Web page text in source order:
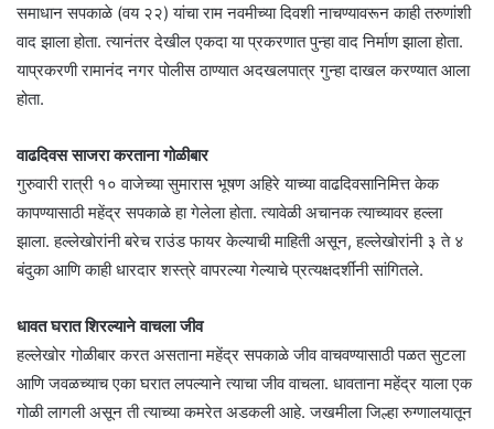
समाधान सपकाळे (वय २२) यांचा राम नवमीच्या दिवशी नाचण्यावरून काही तरुणांशी
वाद झाला होता. त्यानंतर देखील एकदा या प्रकरणात पुन्हा वाद निर्माण झाला होता.
याप्रकरणी रामानंद नगर पोलीस ठाण्यात अदखलपात्र गुन्हा दाखल करण्यात आला
होता.
वाढदिवस साजरा करताना गोळीबार
गुरुवारी रात्री १० वाजेच्या सुमारास भूषण अहिरे याच्या वाढदिवसानिमित्त केक
कापण्यासाठी महेंद्र सपकाळे हा गेलेला होता. त्यावेळी अचानक त्याच्यावर हल्ला
झाला. हल्लेखोरांनी बरेच राउंड फायर केल्याची माहिती असून, हल्लेखोरांनी ३ ते ४
बंदुका आणि काही धारदार शस्त्रे वापरल्या गेल्याचे प्रत्यक्षदर्शींनी सांगितले.
धावत घरात शिरल्याने वाचला जीव
हल्लेखोर गोळीबार करत असताना महेंद्र सपकाळे जीव वाचवण्यासाठी पळत सुटला
आणि जवळच्याच एका घरात लपल्याने त्याचा जीव वाचला. धावताना महेंद्र याला एक
गोळी लागली असून ती त्याच्या कमरेत अडकली आहे. जखमीला जिल्हा रुग्णालयातून